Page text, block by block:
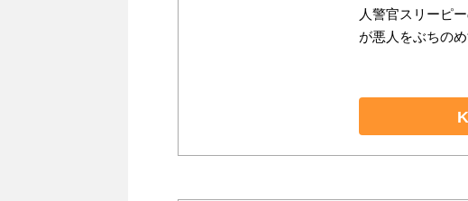
人警官スリーピ
が悪人をぶちの